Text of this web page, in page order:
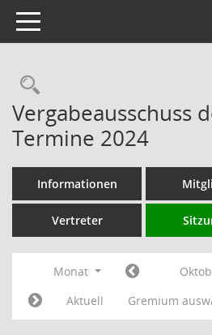
Toggle navigation
Rechercheauswahl
Vergabeausschuss
Termine 2024
Informationen
Vertreter
Monat
Aktuell
Gremium